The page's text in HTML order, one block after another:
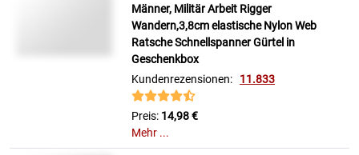
Männer, Militär Arbeit Rigger
Wandern,3,8cm elastische Nylon Web
Ratsche Schnellspanner Gürtel in
Geschenkbox
Kundenrezensionen: 11.833
Preis: 14,98 €
Mehr ...